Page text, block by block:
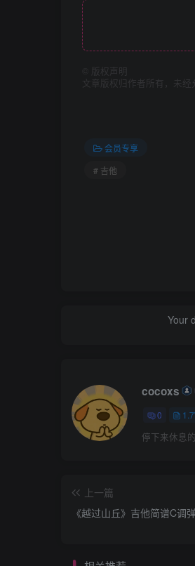
版权声明
文章版权归作者所有，未经
会员专享
# 吉他
Your
cocoxs
0
停下来休息
上一篇
《越过山丘》吉他简谱C调